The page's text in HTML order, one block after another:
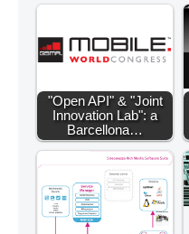
"Open API" & "Joint
Innovation Lab": a
Barcellona…